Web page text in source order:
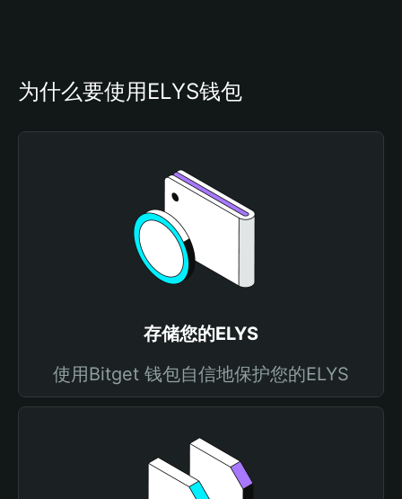
为什么要使用ELYS钱包
存储您的ELYS
使用Bitget 钱包自信地保护您的ELYS